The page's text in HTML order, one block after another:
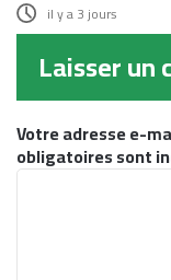
il y a 3 jours
Laisser un
Votre adresse e-
obligatoires sont
C